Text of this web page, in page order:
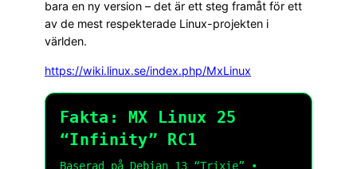
bara en ny version – det är ett steg framåt för ett
av de mest respekterade Linux-projekten i
världen.
https://wiki.linux.se/index.php/MxLinux
Fakta: MX Linux 25
“Infinity” RC1
Baserad på Debian 13 “Trixie” •